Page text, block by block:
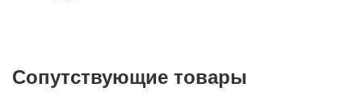
Сопутствующие товары